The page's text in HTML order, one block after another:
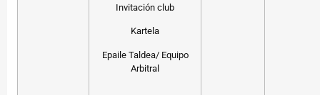
Invitación club
Kartela
Epaile Taldea/ Equipo
Arbitral